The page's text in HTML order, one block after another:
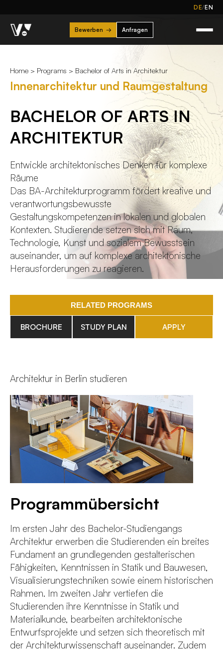
DE/EN
Bewerben → Anfragen
Home > Programs > Bachelor of Arts in Architektur
Innenarchitektur und Raumgestaltung
BACHELOR OF ARTS IN
ARCHITEKTUR
Entwickle architektonisches Denken für komplexe
Räume
Das BA-Architekturprogramm fördert kreative und
verantwortungsbewusste
Gestaltungskompetenzen in lokalen und globalen
Kontexten. Studierende setzen sich mit Raum,
Technologie, Kunst und sozialem Bewusstsein
auseinander, um auf komplexe architektonische
Herausforderungen zu reagieren.
RELATED PROGRAMS
BROCHURE STUDY PLAN APPLY
Architektur in Berlin studieren
Programmübersicht
Im ersten Jahr des Bachelor-Studiengangs
Architektur erwerben die Studierenden ein breites
Fundament an grundlegenden gestalterischen
Fähigkeiten, Kenntnissen in Statik und Bauwesen,
Visualisierungstechniken sowie einem historischen
Rahmen. Im zweiten Jahr vertiefen die
Studierenden ihre Kenntnisse in Statik und
Materialkunde, bearbeiten architektonische
Entwurfsprojekte und setzen sich theoretisch mit
der Architekturwissenschaft auseinander. Zudem